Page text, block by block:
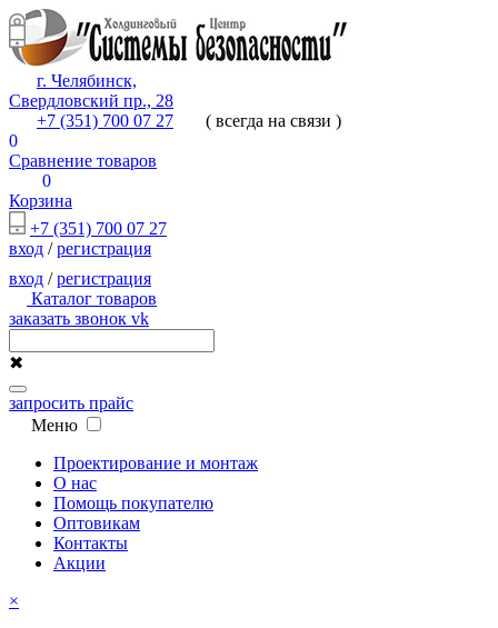
г. Челябинск,
Свердловский пр., 28
+7 (351) 700 07 27
( всегда на связи )
0
Сравнение товаров
0
Корзина
+7 (351) 700 07 27
вход /регистрация
вход /регистрация
Каталог товаров
заказать звонок vk
✖
запросить прайс
Меню
Проектирование и монтаж
О нас
Помощь покупателю
Оптовикам
Контакты
Акции
×